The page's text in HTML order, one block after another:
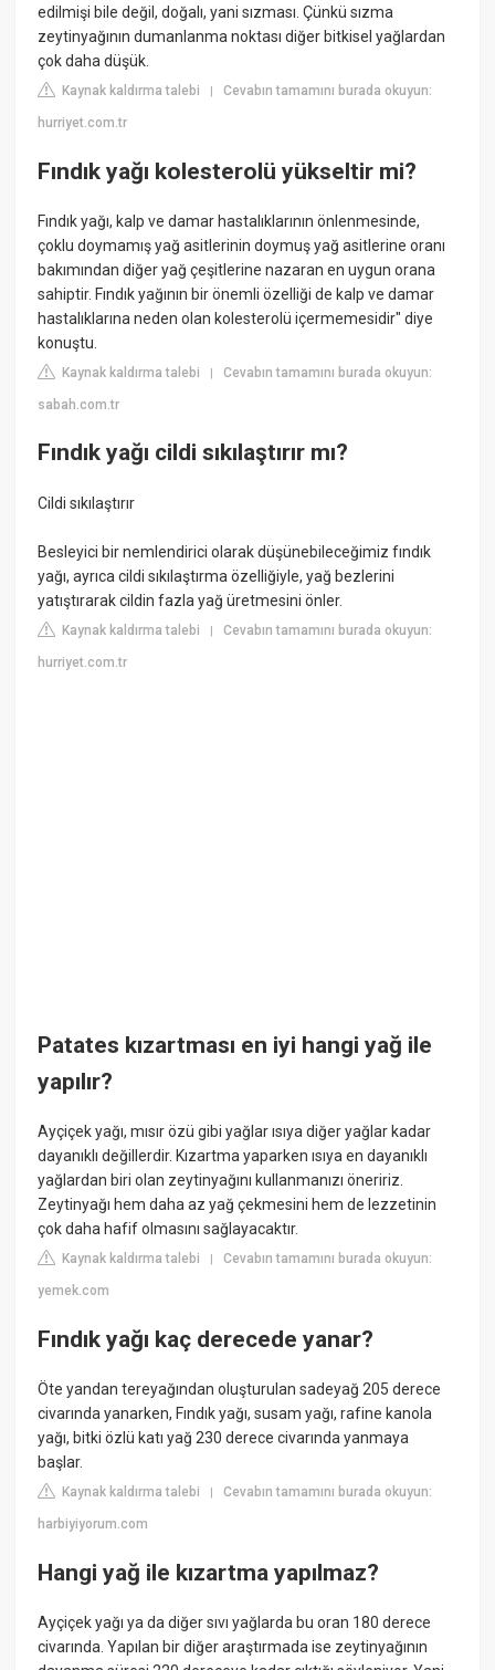
edilmişi bile değil, doğalı, yani sızması. Çünkü sızma
zeytinyağının dumanlanma noktası diğer bitkisel yağlardan
çok daha düşük.
Kaynak kaldırma talebi |Cevabın tamamını burada okuyun:
hurriyet.com.tr
Fındık yağı kolesterolü yükseltir mi?
Fındık yağı, kalp ve damar hastalıklarının önlenmesinde,
çoklu doymamış yağ asitlerinin doymuş yağ asitlerine oranı
bakımından diğer yağ çeşitlerine nazaran en uygun orana
sahiptir. Fındık yağının bir önemli özelliği de kalp ve damar
hastalıklarına neden olan kolesterolü içermemesidir" diye
konuştu.
Kaynak kaldırma talebi |Cevabın tamamını burada okuyun:
sabah.com.tr
Fındık yağı cildi sıkılaştırır mı?
Cildi sıkılaştırır
Besleyici bir nemlendirici olarak düşünebileceğimiz fındık
yağı, ayrıca cildi sıkılaştırma özelliğiyle, yağ bezlerini
yatıştırarak cildin fazla yağ üretmesini önler.
Kaynak kaldırma talebi |Cevabın tamamını burada okuyun:
hurriyet.com.tr
Patates kızartması en iyi hangi yağ ile
yapılır?
Ayçiçek yağı, mısır özü gibi yağlar ısıya diğer yağlar kadar
dayanıklı değillerdir. Kızartma yaparken ısıya en dayanıklı
yağlardan biri olan zeytinyağını kullanmanızı öneririz.
Zeytinyağı hem daha az yağ çekmesini hem de lezzetinin
çok daha hafif olmasını sağlayacaktır.
Kaynak kaldırma talebi |Cevabın tamamını burada okuyun:
yemek.com
Fındık yağı kaç derecede yanar?
Öte yandan tereyağından oluşturulan sadeyağ 205 derece
civarında yanarken, Fındık yağı, susam yağı, rafine kanola
yağı, bitki özlü katı yağ 230 derece civarında yanmaya
başlar.
Kaynak kaldırma talebi |Cevabın tamamını burada okuyun:
harbiyiyorum.com
Hangi yağ ile kızartma yapılmaz?
Ayçiçek yağı ya da diğer sıvı yağlarda bu oran 180 derece
civarında. Yapılan bir diğer araştırmada ise zeytinyağının